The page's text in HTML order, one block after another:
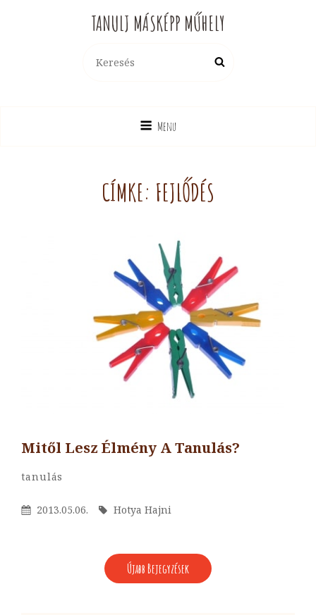
TANULJ MÁSKÉPP MŰHELY
Search
Menu
CÍMKE: FEJLŐDÉS
Mitől Lesz Élmény A Tanulás?
Categories
Tanulás
Posted
2013.05.06. By
Hotya Hajni
Újabb Bejegyzések